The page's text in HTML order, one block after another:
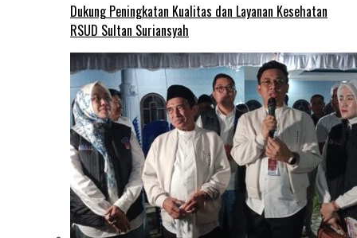
Dukung Peningkatan Kualitas dan Layanan Kesehatan
RSUD Sultan Suriansyah